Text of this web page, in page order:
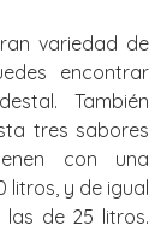
variedad de
encontrar
También
tres sabores
con una
litros, y de igual
de 25 litros.